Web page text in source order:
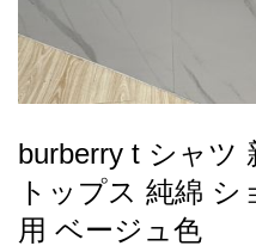
新
製
品
す
め
burberry t シャツ
トップス 純綿
用 ベージュ色